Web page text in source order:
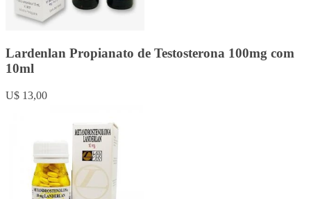
Lardenlan Propianato de Testosterona 100mg com
10ml
U$ 13,00